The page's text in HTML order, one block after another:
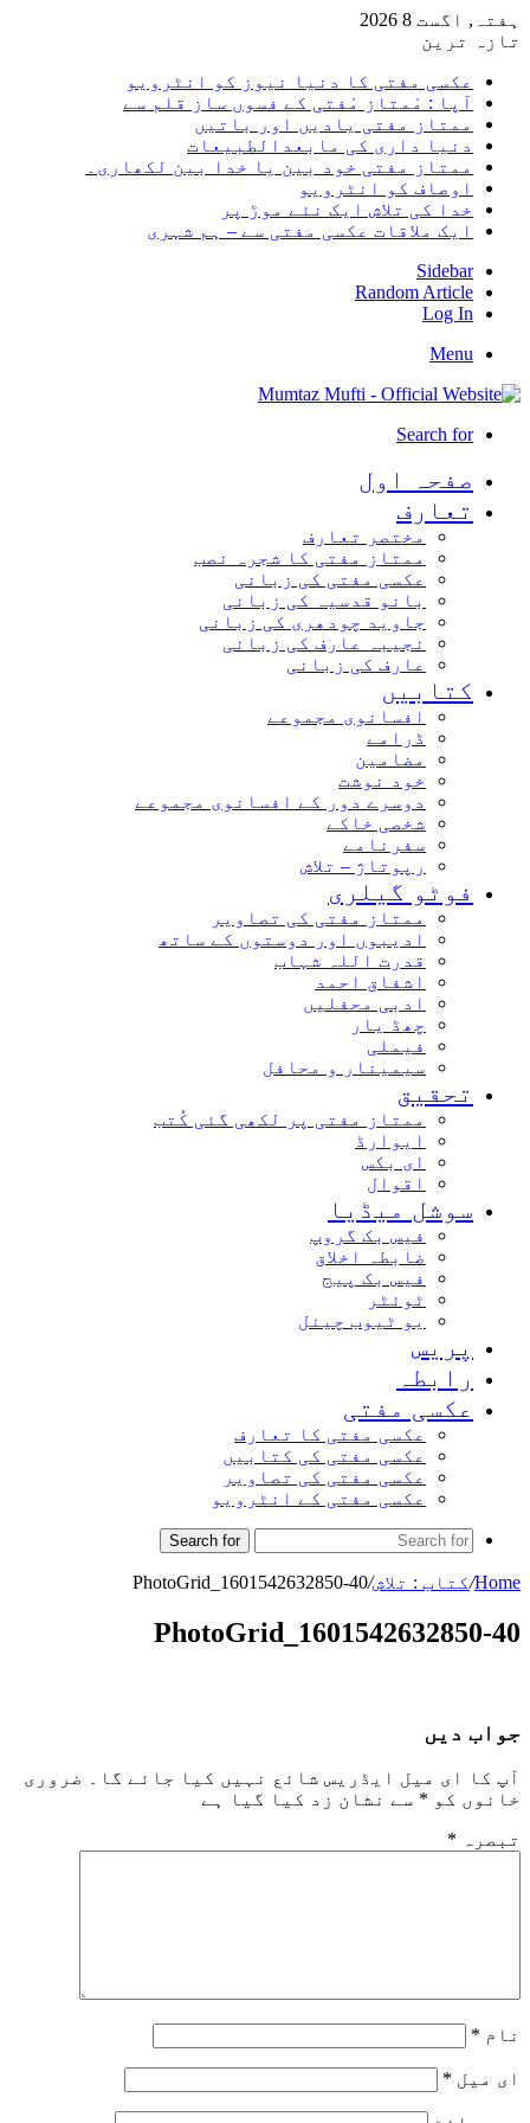
ہفتہ, اگست 8 2026
تازہ ترین
عکسی مفتی کا دنیا نیوز کو انٹرویو
آپا : مْمتاز مْفتی کے فسوں ساز قلم سے
ممتاز مفتی یادیں اور باتیں
دنیا داری کی مابعدالطبیعات
ممتاز مفتی خود بین یا خدا بین لکھاری۔
اوصاف کو انٹرویو
خدا کی تلاش ایک نئے موڑ پر
ایک ملاقات عکسی مفتی سے – ہم شہری
Sidebar
Random Article
Log In
Menu
Search for
صفحہ اول
تعارف
مختصر تعارف
ممتاز مفتی کا شجرہ نصب
عکسی مفتی کی زبانی
بانو قدسیہ کی زبانی
جاوید چودھری کی زبانی
نجیبہ عارف کی زبانی
عارف کی زبانی
کتابیں
افسانوی مجموعے
ڈرامے
مضامین
خود نوشت
دوسرے دور کے افسانوی مجموعے
شخصی خاکے
سفرنامے
رپوتاژ – تلاش
فوٹو گیلری
ممتاز مفتی کی تصاویر
ادیبوں اور دوستوں کے ساتھ
قدرت اللہ شہاب
اشفاق احمد
ادبی محفلیں
چھڈ یار
فیملی
سیمینار و محافل
تحقیق
ممتاز مفتی پر لکھی گئی کُتب
ایوارڈ
ای بکس
اقوال
سوشل میڈیا
فیس بک گروپ
ضابطہ اخلاق
فیس بک پیج
ٹوئٹر
یو ٹیوب چینل
پریس
رابطہ
عکسی مفتی
عکسی مفتی کا تعارف
عکسی مفتی کی کتابیں
عکسی مفتی کی تصاویر
عکسی مفتی کے انٹرویو
Search for
Home
/کتاب : تلاش/
PhotoGrid_1601542632850-40
PhotoGrid_1601542632850-40
جواب دیں
آپ کا ای میل ایڈریس شائع نہیں کیا جائے گا۔
ضروری
خانوں کو * سے نشان زد کیا گیا ہے
تبصرہ *
نام *
ای میل *